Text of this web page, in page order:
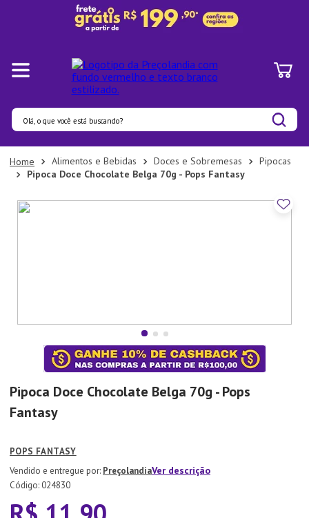
Olá, o que você está buscando?
Alimentos e Bebidas Doces e Sobremesas
Pipocas
Pipoca Doce Chocolate Belga 70g - Pops Fantasy
Pipoca Doce Chocolate Belga 70g - Pops
Fantasy
POPS FANTASY
PreçolandiaVer descrição
: 024830
Termos mais buscados
1º
Panelas
2º
Pratos
7º
Aparelho Jantar
Xicara
Tapete
10º Lixeira